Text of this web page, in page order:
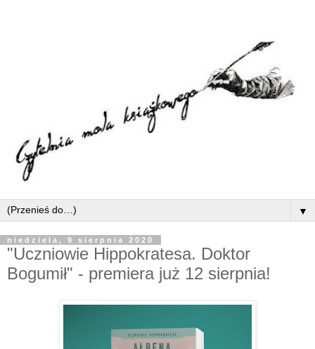
▼
niedziela, 9 sierpnia 2020
"Uczniowie Hippokratesa. Doktor
Bogumił" - premiera już 12 sierpnia!